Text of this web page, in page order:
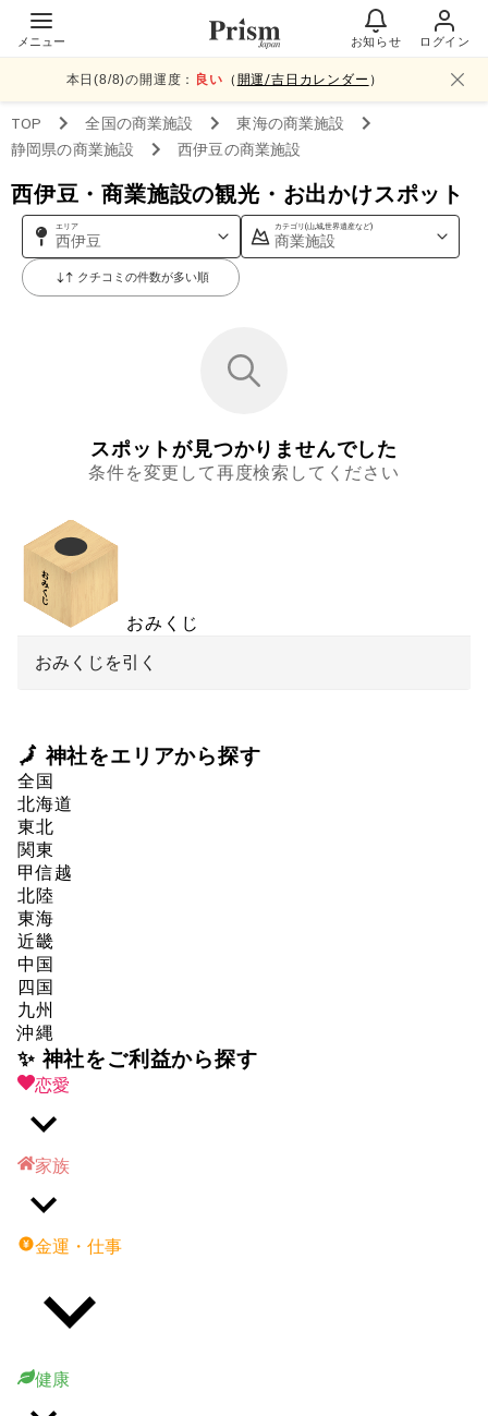
メニュー お知らせ ログイン
本日(8/8)の開運度： 良い （ 開運/吉日カレンダー ）
TOP 全国の商業施設 東海の商業施設
静岡県の商業施設 西伊豆の商業施設
西伊豆・商業施設の観光・お出かけスポット
エリア
西伊豆
カテゴリ(山,城,世界遺産など)
商業施設
クチコミの件数が多い順
スポットが見つかりませんでした
条件を変更して再度検索してください
おみくじ
おみくじを引く
🗾 神社をエリアから探す
全国
北海道
東北
関東
甲信越
北陸
東海
近畿
中国
四国
九州
沖縄
✨ 神社をご利益から探す
恋愛
家族
金運・仕事
健康